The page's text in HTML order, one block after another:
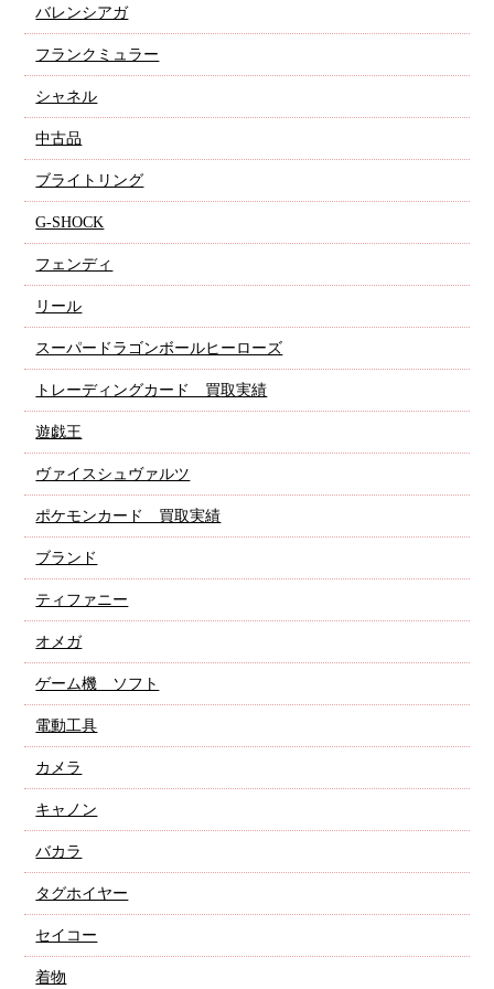
バレンシアガ
フランクミュラー
シャネル
中古品
ブライトリング
G-SHOCK
フェンディ
リール
スーパードラゴンボールヒーローズ
トレーディングカード 買取実績
遊戯王
ヴァイスシュヴァルツ
ポケモンカード 買取実績
ブランド
ティファニー
オメガ
ゲーム機 ソフト
電動工具
カメラ
キャノン
バカラ
タグホイヤー
セイコー
着物